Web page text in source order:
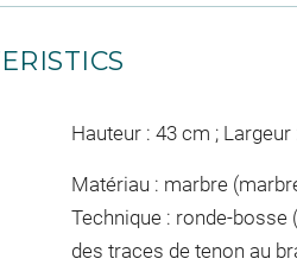
Hauteur : 43 cm ;
Matériau : marbre
Technique : ronde-
des traces de tenon au